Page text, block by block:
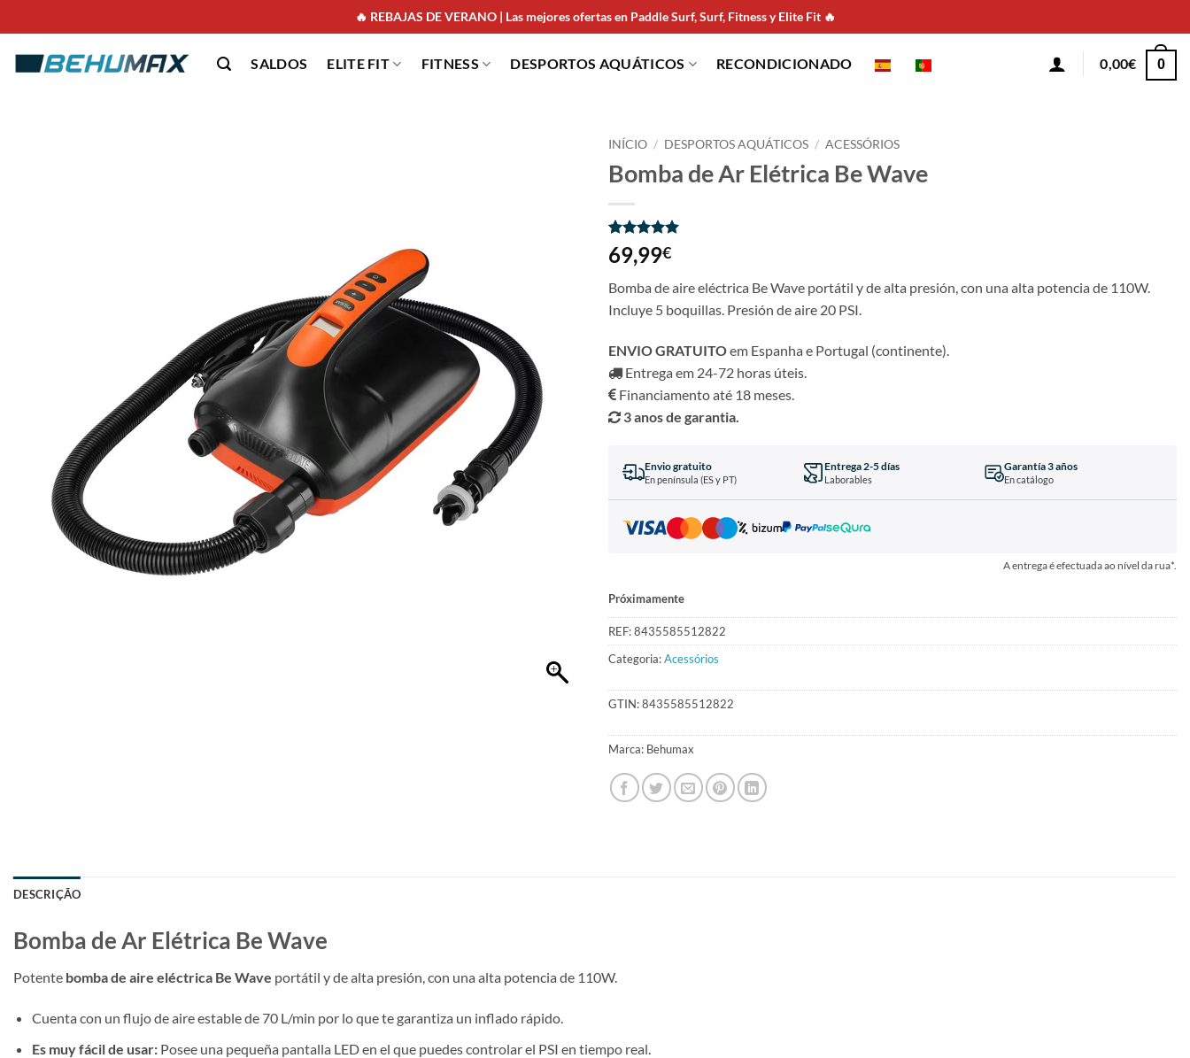
🔥 REBAJAS DE VERANO | Las mejores ofertas en Paddle Surf, Surf, Fitness y Elite Fit 🔥
SALDOS ELITE FIT FITNESS DESPORTOS AQUÁTICOS RECONDICIONADO 0,00€ 0
INÍCIO / DESPORTOS AQUÁTICOS / ACESSÓRIOS
Bomba de Ar Elétrica Be Wave
Classificado
com5em
em
2
classificações
de clientes
69,99€
Bomba de aire eléctrica Be Wave portátil y de alta presión, con una alta potencia de 110W.
Incluye 5 boquillas. Presión de aire 20 PSI.
ENVIO GRATUITOem Espanha e Portugal (continente).
Entrega em 24-72 horas úteis.
Financiamento até 18 meses.
3 anos de garantia.
Envio gratuito
En península (ES y PT)
Entrega 2-5 días
Laborables
Garantía 3 años
En catálogo
A entrega é efectuada ao nível da rua*.
Próximamente
REF:8435585512822
Categoria:Acessórios
GTIN:8435585512822
Marca: Behumax
DESCRIÇÃO
Bomba de Ar Elétrica Be Wave
Potente bomba de aire eléctrica Be Wave portátil y de alta presión, con una alta potencia de 110W.
Cuenta con un flujo de aire estable de 70 L/min por lo que te garantiza un inflado rápido.
Es muy fácil de usar:Posee una pequeña pantalla LED en el que puedes controlar el PSI en tiempo real.